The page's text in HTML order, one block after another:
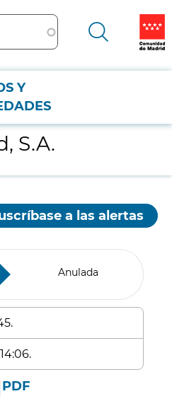
Y
S.A.
a las alertas
Anulada
PDF